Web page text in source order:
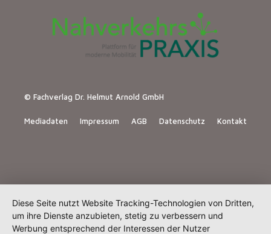
© Fachverlag Dr. Helmut Arnold GmbH
Mediadaten Impressum AGB Datenschutz Kontakt
Diese Seite nutzt Website Tracking-Technologien von Dritten,
um ihre Dienste anzubieten, stetig zu verbessern und
Werbung entsprechend der Interessen der Nutzer